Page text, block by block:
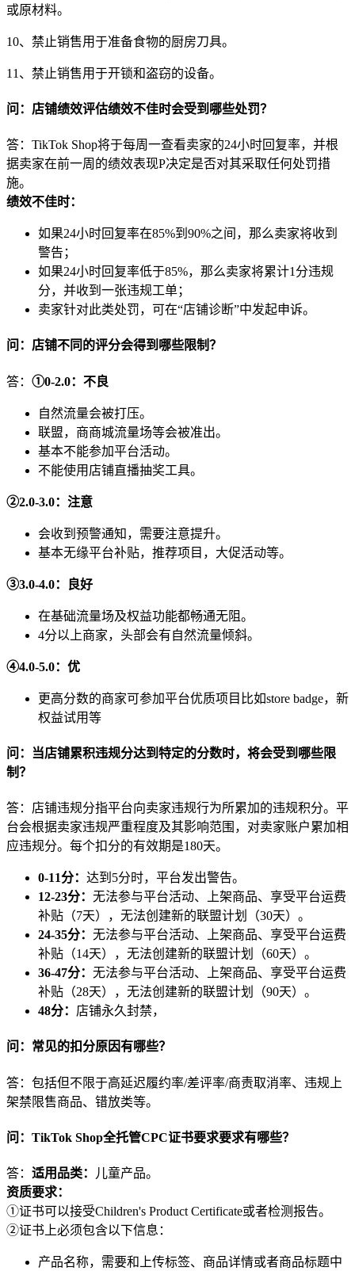
或原材料。
10、禁止销售用于准备食物的厨房刀具。
11、禁止销售用于开锁和盗窃的设备。
问：店铺绩效评估绩效不佳时会受到哪些处罚？
答：TikTok Shop将于每周一查看卖家的24小时回复率，并根
据卖家在前一周的绩效表现P决定是否对其采取任何处罚措
施。
绩效不佳时：
如果24小时回复率在85%到90%之间，那么卖家将收到
警告；
如果24小时回复率低于85%，那么卖家将累计1分违规
分，并收到一张违规工单；
卖家针对此类处罚，可在“店铺诊断”中发起申诉。
问：店铺不同的评分会得到哪些限制？
答： ①0-2.0：不良
自然流量会被打压。
联盟，商商城流量场等会被准出。
基本不能参加平台活动。
不能使用店铺直播抽奖工具。
②2.0-3.0：注意
会收到预警通知，需要注意提升。
基本无缘平台补贴，推荐项目，大促活动等。
③3.0-4.0：良好
在基础流量场及权益功能都畅通无阻。
4分以上商家，头部会有自然流量倾斜。
④4.0-5.0：优
更高分数的商家可参加平台优质项目比如store badge，新
权益试用等
问：当店铺累积违规分达到特定的分数时，将会受到哪些限
制？
答：店铺违规分指平台向卖家违规行为所累加的违规积分。平
台会根据卖家违规严重程度及其影响范围，对卖家账户累加相
应违规分。每个扣分的有效期是180天。
0-11分： 达到5分时，平台发出警告。
12-23分： 无法参与平台活动、上架商品、享受平台运费
补贴（7天），无法创建新的联盟计划（30天）。
24-35分： 无法参与平台活动、上架商品、享受平台运费
补贴（14天），无法创建新的联盟计划（60天）。
36-47分： 无法参与平台活动、上架商品、享受平台运费
补贴（28天），无法创建新的联盟计划（90天）。
48分： 店铺永久封禁，
问：常见的扣分原因有哪些？
答：包括但不限于高延迟履约率/差评率/商责取消率、违规上
架禁限售商品、错放类等。
问：TikTok Shop全托管CPC证书要求要求有哪些？
答： 适用品类：
儿童产品。
资质要求：
①证书可以接受Children's Product Certificate或者检测报告。
②证书上必须包含以下信息：
产品名称，需要和上传标签、商品详情或者商品标题中